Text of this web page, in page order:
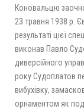
Коновальцю
23 травня 1938 р.
результаті цієї
виконав Павло
диверсійного
року Судоплатов
вибухівку,
орнаментом як